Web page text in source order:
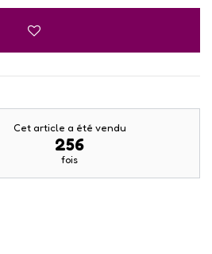
Cet article a été vendu
256
fois